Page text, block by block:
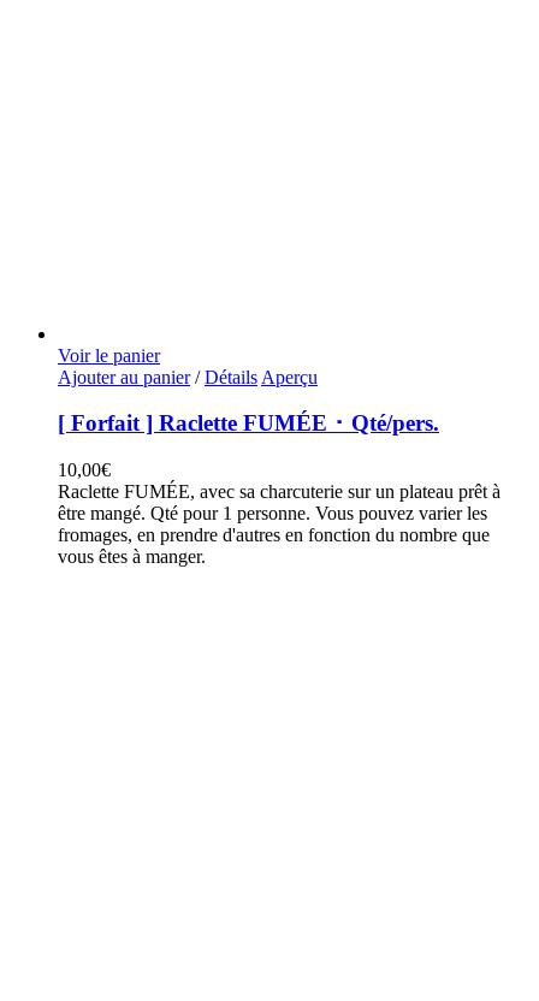
Voir le panier
Ajouter au panier / Détails Aperçu
[ Forfait ] Raclette FUMÉE ･ Qté/pers.
10,00€
Raclette FUMÉE, avec sa charcuterie sur un plateau prêt à
être mangé. Qté pour 1 personne. Vous pouvez varier les
fromages, en prendre d'autres en fonction du nombre que
vous êtes à manger.